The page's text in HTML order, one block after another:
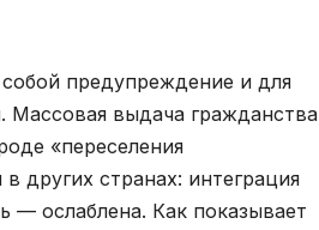
предупреждение и для
Массовая выдача гражданства
«переселения
других странах: интеграция
— ослаблена. Как показывает